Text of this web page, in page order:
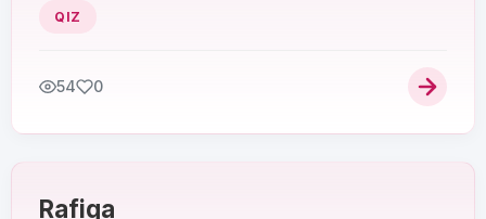
QIZ
54 0
Rafiqa